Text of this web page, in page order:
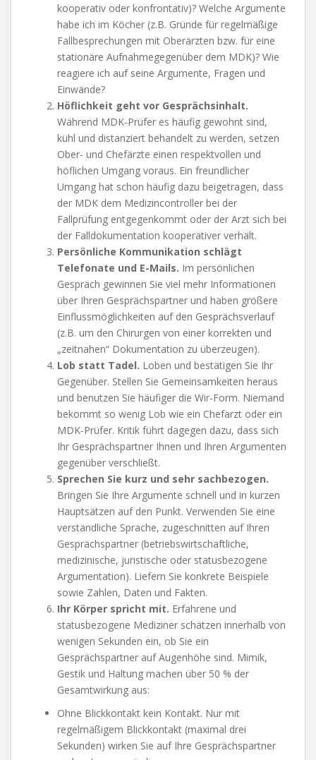
kooperativ oder konfrontativ)? Welche Argumente
habe ich im Köcher (z.B. Gründe für regelmäßige
Fallbesprechungen mit Oberärzten bzw. für eine
stationäre Aufnahmegegenüber dem MDK)? Wie
reagiere ich auf seine Argumente, Fragen und
Einwände?
Höflichkeit geht vor Gesprächsinhalt.
Während MDK-Prüfer es häufig gewohnt sind,
kühl und distanziert behandelt zu werden, setzen
Ober- und Chefärzte einen respektvollen und
höflichen Umgang voraus. Ein freundlicher
Umgang hat schon häufig dazu beigetragen, dass
der MDK dem Medizincontroller bei der
Fallprüfung entgegenkommt oder der Arzt sich bei
der Falldokumentation kooperativer verhält.
Persönliche Kommunikation schlägt
Telefonate und E-Mails. Im persönlichen
Gespräch gewinnen Sie viel mehr Informationen
über Ihren Gesprächspartner und haben größere
Einflussmöglichkeiten auf den Gesprächsverlauf
(z.B. um den Chirurgen von einer korrekten und
„zeitnahen“ Dokumentation zu überzeugen).
Lob statt Tadel. Loben und bestätigen Sie Ihr
Gegenüber. Stellen Sie Gemeinsamkeiten heraus
und benutzen Sie häufiger die Wir-Form. Niemand
bekommt so wenig Lob wie ein Chefarzt oder ein
MDK-Prüfer. Kritik führt dagegen dazu, dass sich
Ihr Gesprächspartner Ihnen und Ihren Argumenten
gegenüber verschließt.
Sprechen Sie kurz und sehr sachbezogen.
Bringen Sie Ihre Argumente schnell und in kurzen
Hauptsätzen auf den Punkt. Verwenden Sie eine
verständliche Sprache, zugeschnitten auf Ihren
Gesprächspartner (betriebswirtschaftliche,
medizinische, juristische oder statusbezogene
Argumentation). Liefern Sie konkrete Beispiele
sowie Zahlen, Daten und Fakten.
Ihr Körper spricht mit. Erfahrene und
statusbezogene Mediziner schätzen innerhalb von
wenigen Sekunden ein, ob Sie ein
Gesprächspartner auf Augenhöhe sind. Mimik,
Gestik und Haltung machen über 50 % der
Gesamtwirkung aus:
Ohne Blickkontakt kein Kontakt. Nur mit
regelmäßigem Blickkontakt (maximal drei
Sekunden) wirken Sie auf Ihre Gesprächspartner